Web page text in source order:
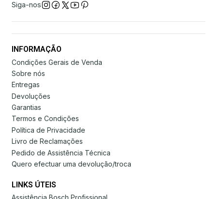
Siga-nos
INFORMAÇÃO
Condições Gerais de Venda
Sobre nós
Entregas
Devoluções
Garantias
Termos e Condições
Política de Privacidade
Livro de Reclamações
Pedido de Assistência Técnica
Quero efectuar uma devolução/troca
LINKS ÚTEIS